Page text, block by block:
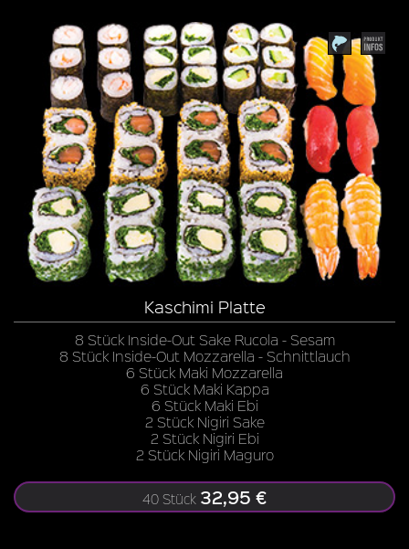
Kaschimi Platte
8 Stück Inside-Out Sake Rucola - Sesam
8 Stück Inside-Out Mozzarella - Schnittlauch
6 Stück Maki Mozzarella
6 Stück Maki Kappa
6 Stück Maki Ebi
2 Stück Nigiri Sake
2 Stück Nigiri Ebi
2 Stück Nigiri Maguro
40 Stück 32,95 €